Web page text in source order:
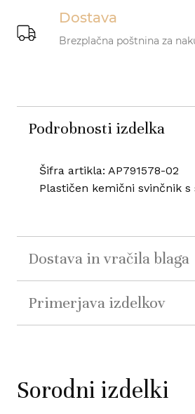
Dostava
Brezplačna poštnina za
Podrobnosti izdelka
Šifra artikla: AP791578-02
Plastičen kemični svinčnik
Dostava in vračila blaga
Primerjava izdelkov
Sorodni izdelki